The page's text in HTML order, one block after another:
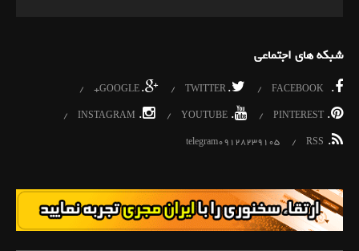
شبکه های اجتماعی
FACEBOOK
TWITTER
GOOGLE+
PINTEREST
YOUTUBE
INSTAGRAM
RSS
telegram09128239105